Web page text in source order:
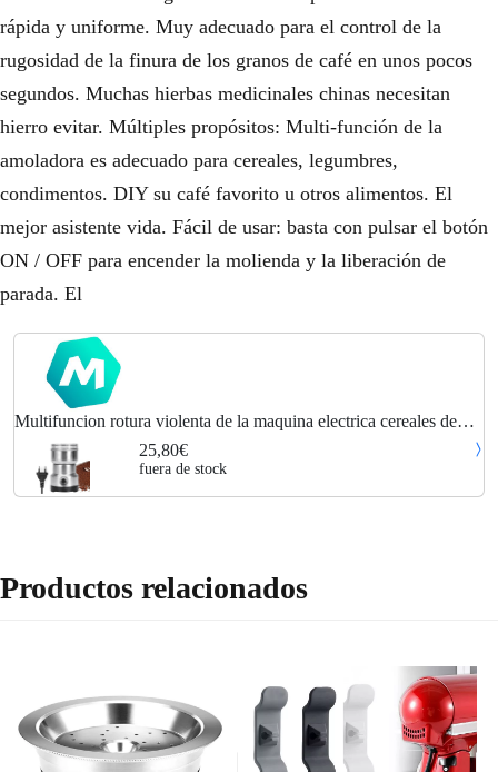
rápida y uniforme. Muy adecuado para el control de la
rugosidad de la finura de los granos de café en unos pocos
segundos. Muchas hierbas medicinales chinas necesitan
hierro evitar. Múltiples propósitos: Multi-función de la
amoladora es adecuado para cereales, legumbres,
condimentos. DIY su café favorito u otros alimentos. El
mejor asistente vida. Fácil de usar: basta con pulsar el botón
ON / OFF para encender la molienda y la liberación de
parada. El
Multifuncion rotura violenta de la maquina electrica cereales de
grano amoladora Molino de la especia hierbas pulverizador
Rectificadora Herramienta
25,80€
fuera de stock
Productos relacionados